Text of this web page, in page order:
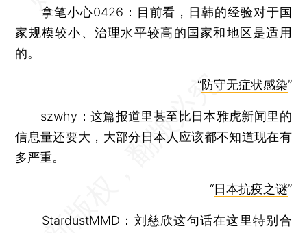
拿笔小心0426：目前看，日韩的经验对于国
家规模较小、治理水平较高的国家和地区是适用
的。
“防守无症状感染”
szwhy：这篇报道里甚至比日本雅虎新闻里的
信息量还要大，大部分日本人应该都不知道现在有
多严重。
“日本抗疫之谜”
StardustMMD：刘慈欣这句话在这里特别合